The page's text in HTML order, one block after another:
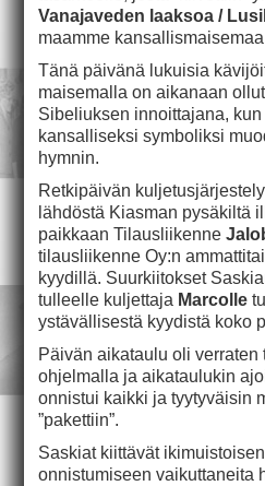
Vanajaveden laaksoa /
maamme
Tänä päivänä lukuisia
maisemalla on aikanaan
Sibeliuksen innoittajana,
kansalliseksi symboliksi
hymnin.
Retkipäivän
lähdöstä Kiasman pysäkiltä
paikkaan Tilausliikenne
tilausliikenne Oy:n
kyydillä. Suurkiitokset
tulleelle kuljettaja Marcolle
ystävällisestä kyydistä koko
Päivän aikataulu oli
ohjelmalla ja aikataulukin
onnistui kaikki ja tyytyväisin
”pakettiin”.
Saskiat kiittävät
onnistumiseen vaikuttaneita